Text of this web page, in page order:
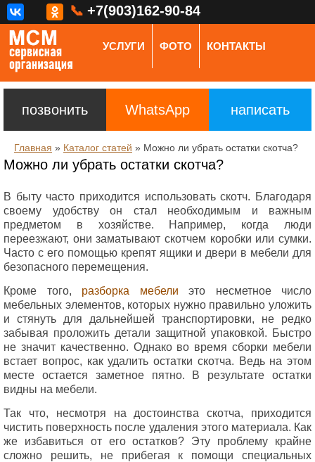
📞 +7(903)162-90-84
УСЛУГИ ФОТО КОНТАКТЫ
позвонить WhatsApp написать
Главная » Каталог статей » Можно ли убрать остатки скотча?
Можно ли убрать остатки скотча?
В быту часто приходится использовать скотч. Благодаря
своему удобству он стал необходимым и важным
предметом в хозяйстве. Например, когда люди
переезжают, они заматывают скотчем коробки или сумки.
Часто с его помощью крепят ящики и двери в мебели для
безопасного перемещения.
Кроме того, разборка мебели это несметное число
мебельных элементов, которых нужно правильно уложить
и стянуть для дальнейшей транспортировки, не редко
забывая проложить детали защитной упаковкой. Быстро
не значит качественно. Однако во время сборки мебели
встает вопрос, как удалить остатки скотча. Ведь на этом
месте остается заметное пятно. В результате остатки
видны на мебели.
Так что, несмотря на достоинства скотча, приходится
чистить поверхность после удаления этого материала. Как
же избавиться от его остатков? Эту проблему крайне
сложно решить, не прибегая к помощи специальных